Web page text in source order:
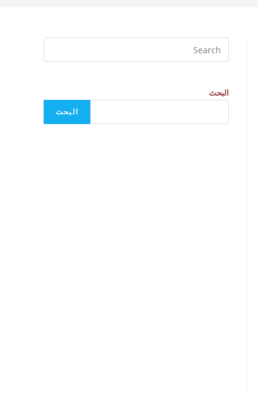
البحث
البحث